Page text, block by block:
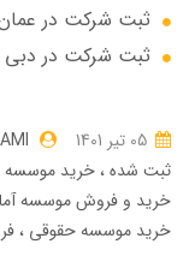
ثبت شرکت در
ثبت شرکت در دبی
ثبت شده خرید
خرید و فروش موسسه
خرید موسسه حقوقی